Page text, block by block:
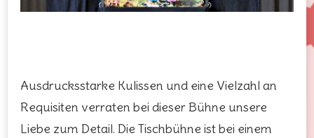
Ausdrucksstarke Kulissen und eine Vielzahl an
Requisiten verraten bei dieser Bühne unsere
Liebe zum Detail. Die Tischbühne ist bei einem